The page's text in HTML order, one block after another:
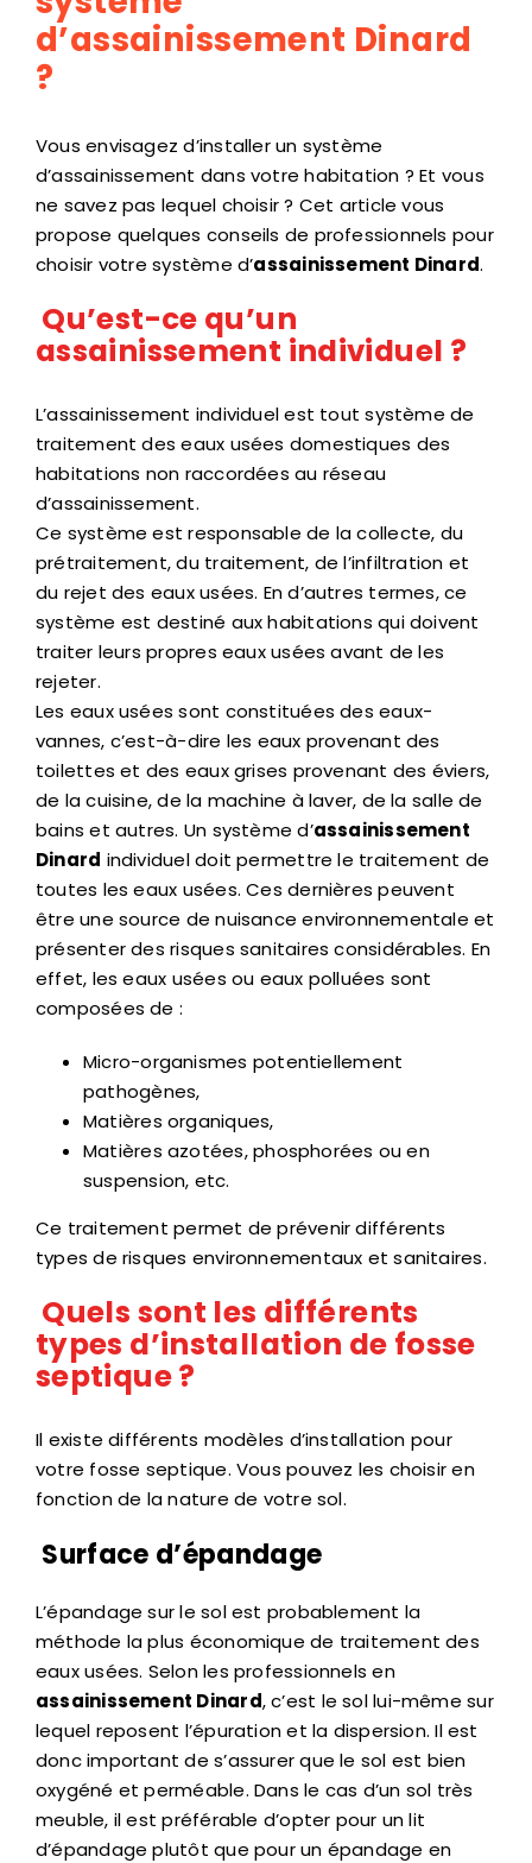
d’assainissement Dinard
?
Vous envisagez d’installer un système
d’assainissement dans votre habitation ? Et vous
ne savez pas lequel choisir ? Cet article vous
propose quelques conseils de professionnels pour
choisir votre système d’assainissement Dinard.
Qu’est-ce qu’un
assainissement individuel ?
L’assainissement individuel est tout système de
traitement des eaux usées domestiques des
habitations non raccordées au réseau
d’assainissement.
Ce système est responsable de la collecte, du
prétraitement, du traitement, de l’infiltration et
du rejet des eaux usées. En d’autres termes, ce
système est destiné aux habitations qui doivent
traiter leurs propres eaux usées avant de les
rejeter.
Les eaux usées sont constituées des eaux-
vannes, c’est-à-dire les eaux provenant des
toilettes et des eaux grises provenant des éviers,
de la cuisine, de la machine à laver, de la salle de
bains et autres. Un système d’assainissement
Dinard individuel doit permettre le traitement de
toutes les eaux usées. Ces dernières peuvent
être une source de nuisance environnementale et
présenter des risques sanitaires considérables. En
effet, les eaux usées ou eaux polluées sont
composées de :
Micro-organismes potentiellement
pathogènes,
Matières organiques,
Matières azotées, phosphorées ou en
suspension, etc.
Ce traitement permet de prévenir différents
types de risques environnementaux et sanitaires.
Quels sont les différents
types d’installation de fosse
septique ?
Il existe différents modèles d’installation pour
votre fosse septique. Vous pouvez les choisir en
fonction de la nature de votre sol.
Surface d’épandage
L’épandage sur le sol est probablement la
méthode la plus économique de traitement des
eaux usées. Selon les professionnels en
assainissement Dinard, c’est le sol lui-même sur
lequel reposent l’épuration et la dispersion. Il est
donc important de s’assurer que le sol est bien
oxygéné et perméable. Dans le cas d’un sol très
meuble, il est préférable d’opter pour un lit
d’épandage plutôt que pour un épandage en